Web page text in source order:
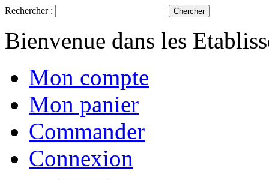
Rechercher : Chercher
Bienvenue dans les
Mon compte
Mon panier
Commander
Connexion